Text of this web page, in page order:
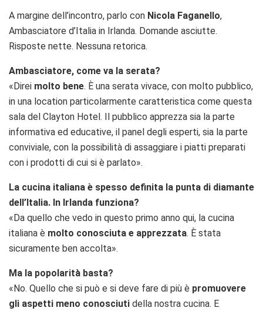
A margine dell’incontro, parlo con Nicola Faganello,
Ambasciatore d’Italia in Irlanda. Domande asciutte.
Risposte nette. Nessuna retorica.
Ambasciatore, come va la serata?
«Direi molto bene. È una serata vivace, con molto pubblico,
in una location particolarmente caratteristica come questa
sala del Clayton Hotel. Il pubblico apprezza sia la parte
informativa ed educative, il panel degli esperti, sia la parte
conviviale, con la possibilità di assaggiare i piatti preparati
con i prodotti di cui si è parlato».
La cucina italiana è spesso definita la punta di diamante
dell’Italia. In Irlanda funziona?
«Da quello che vedo in questo primo anno qui, la cucina
italiana è molto conosciuta e apprezzata. È stata
sicuramente ben accolta».
Ma la popolarità basta?
«No. Quello che si può e si deve fare di più è promuovere
gli aspetti meno conosciuti della nostra cucina. E